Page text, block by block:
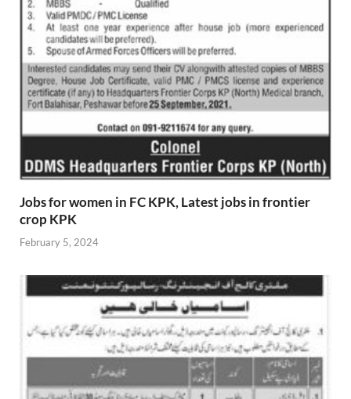
Jobs for women in FC KPK, Latest jobs in frontier
crop KPK
February 5, 2024